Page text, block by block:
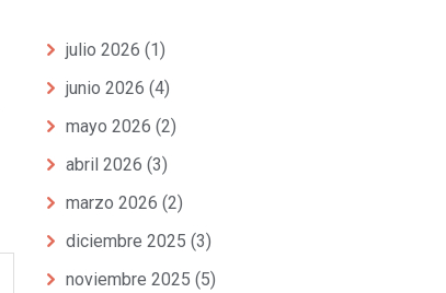
julio 2026 (1)
junio 2026 (4)
mayo 2026 (2)
abril 2026 (3)
marzo 2026 (2)
diciembre 2025 (3)
noviembre 2025 (5)